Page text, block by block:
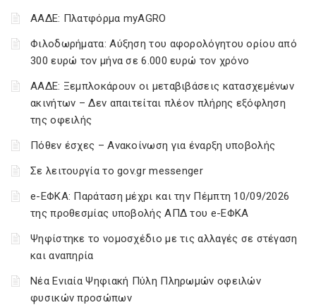
ΑΑΔΕ: Πλατφόρμα myAGRO
Φιλοδωρήματα: Αύξηση του αφορολόγητου ορίου από
300 ευρώ τον μήνα σε 6.000 ευρώ τον χρόνο
ΑΑΔΕ: Ξεμπλοκάρουν οι μεταβιβάσεις κατασχεμένων
ακινήτων – Δεν απαιτείται πλέον πλήρης εξόφληση
της οφειλής
Πόθεν έσχες – Ανακοίνωση για έναρξη υποβολής
Σε λειτουργία το gov.gr messenger
e-ΕΦΚΑ: Παράταση μέχρι και την Πέμπτη 10/09/2026
της προθεσμίας υποβολής ΑΠΔ του e-ΕΦΚΑ
Ψηφίστηκε το νομοσχέδιο με τις αλλαγές σε στέγαση
και αναπηρία
Νέα Ενιαία Ψηφιακή Πύλη Πληρωμών οφειλών
φυσικών προσώπων